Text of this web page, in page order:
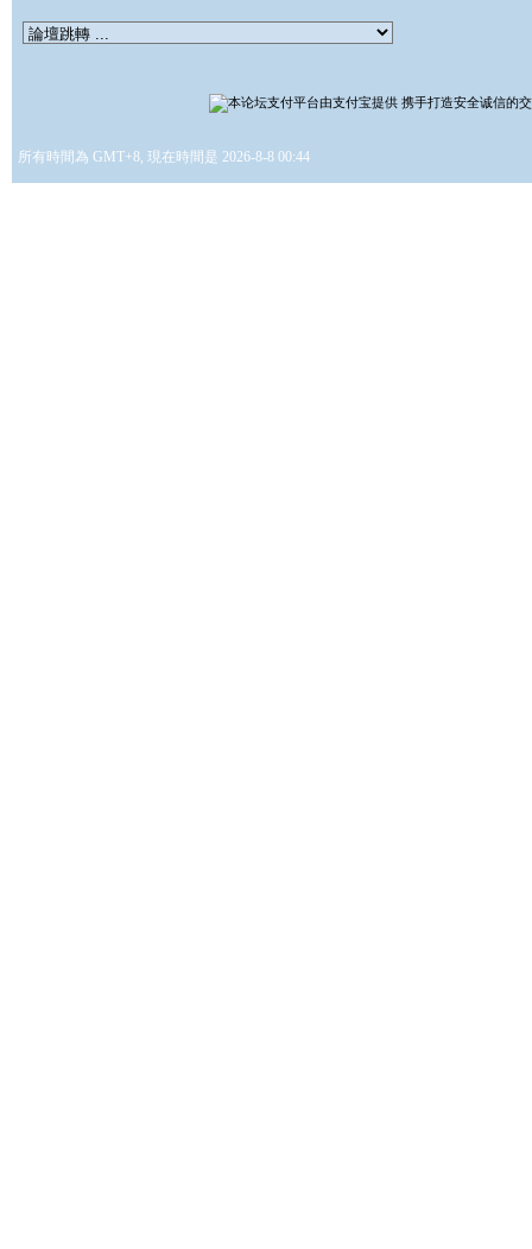
所有時間為 GMT+8, 現在時間是 2026-8-8 00:44